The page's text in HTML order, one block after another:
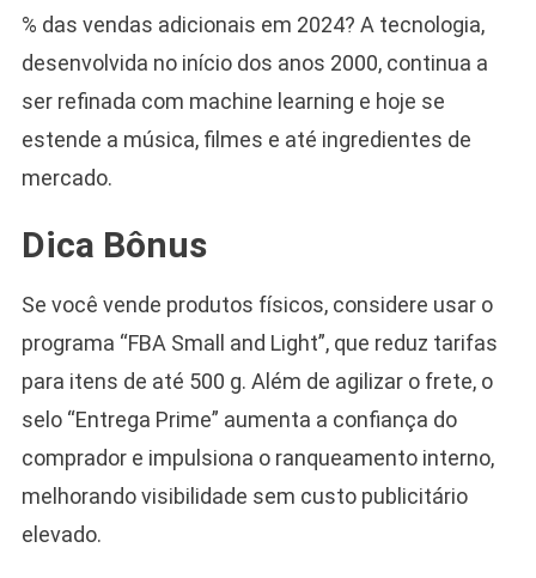
% das vendas adicionais em 2024? A tecnologia,
desenvolvida no início dos anos 2000, continua a
ser refinada com machine learning e hoje se
estende a música, filmes e até ingredientes de
mercado.
Dica Bônus
Se você vende produtos físicos, considere usar o
programa “FBA Small and Light”, que reduz tarifas
para itens de até 500 g. Além de agilizar o frete, o
selo “Entrega Prime” aumenta a confiança do
comprador e impulsiona o ranqueamento interno,
melhorando visibilidade sem custo publicitário
elevado.